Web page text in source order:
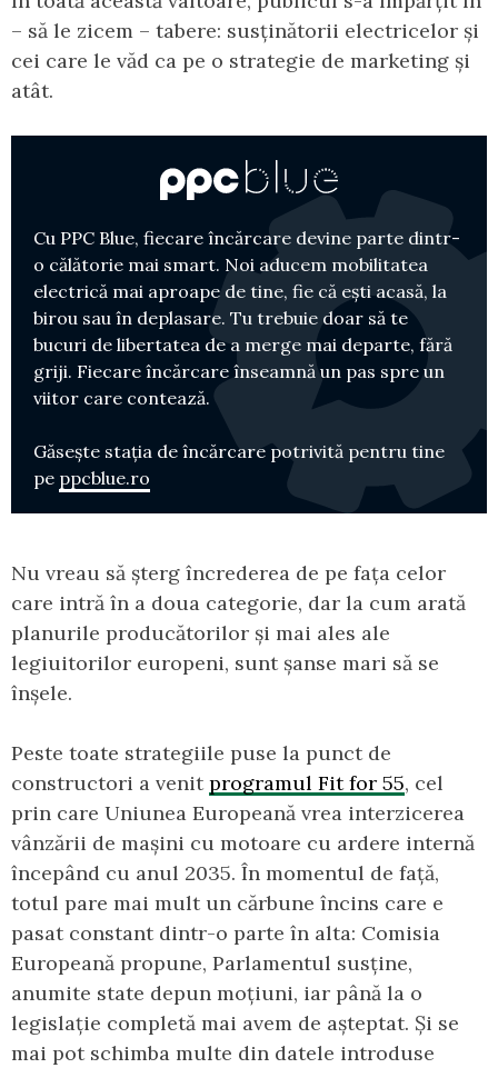
– să le zicem – tabere: susținătorii electricelor și
cei care le văd ca pe o strategie de marketing și
atât.
Cu PPC Blue, fiecare încărcare devine parte dintr-
o călătorie mai smart. Noi aducem mobilitatea
electrică mai aproape de tine, fie că ești acasă, la
birou sau în deplasare. Tu trebuie doar să te
bucuri de libertatea de a merge mai departe, fără
griji. Fiecare încărcare înseamnă un pas spre un
viitor care contează.
Găsește stația de încărcare potrivită pentru tine
pe ppcblue.ro
Nu vreau să șterg încrederea de pe fața celor
care intră în a doua categorie, dar la cum arată
planurile producătorilor și mai ales ale
legiuitorilor europeni, sunt șanse mari să se
înșele.
Peste toate strategiile puse la punct de
constructori a venitprogramul Fit for 55, cel
prin care Uniunea Europeană vrea interzicerea
vânzării de mașini cu motoare cu ardere internă
începând cu anul 2035. În momentul de față,
totul pare mai mult un cărbune încins care e
pasat constant dintr-o parte în alta: Comisia
Europeană propune, Parlamentul susține,
anumite state depun moțiuni, iar până la o
legislație completă mai avem de așteptat. Și se
mai pot schimba multe din datele introduse